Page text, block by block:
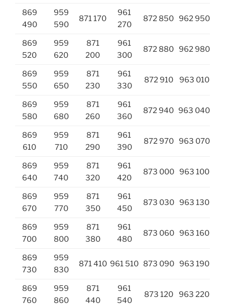
869
490
959
590
871 170
961
270
872 850 962 950
869
520
959
620
871
200
961
300
872 880 962 980
869
550
959
650
871
230
961
330
872 910 963 010
869
580
959
680
871
260
961
360
872 940 963 040
869
610
959
710
871
290
961
390
872 970 963 070
869
640
959
740
871
320
961
420
873 000 963 100
869
670
959
770
871
350
961
450
873 030 963 130
869
700
959
800
871
380
961
480
873 060 963 160
869
730
959
830
871 410 961 510 873 090 963 190
869
760
959
860
871
440
961
540
873 120 963 220